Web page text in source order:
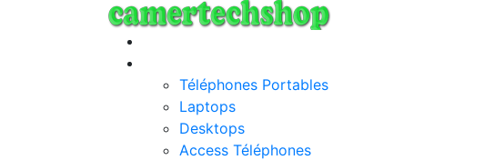
Téléphones Portables
Laptops
Desktops
Access Téléphones